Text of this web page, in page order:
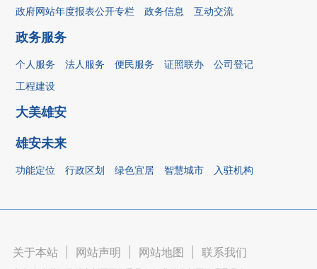
政府网站年度报表公开专栏
政务信息 互动交流
政务服务
个人服务 法人服务 便民服务 证照联办
公司登记
工程建设
大美雄安
雄安未来
功能定位 行政区划 绿色宜居 智慧城市 入驻机构
关于本站 网站声明 网站地图 联系我们